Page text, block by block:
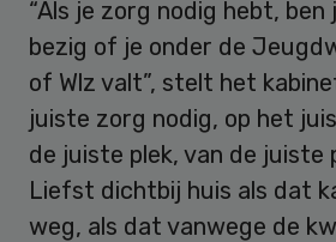
“Als je zorg nodig hebt, ben
bezig of je onder de
of Wlz valt”, stelt het
juiste zorg nodig, op het
de juiste plek, van de juiste
Liefst dichtbij huis als dat
weg, als dat vanwege de